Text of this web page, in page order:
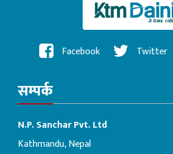
Facebook Twitter
सम्पर्क
N.P. Sanchar Pvt. Ltd
Kathmandu, Nepal